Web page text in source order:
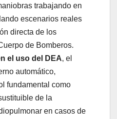
trabajando en
escenarios reales
directa de los
de Bomberos.
el uso del DEA, el
automático,
fundamental como
de la
en casos de